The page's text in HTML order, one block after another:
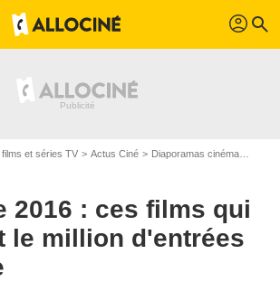
profil search
et séries TV Actus Ciné Diaporamas cinéma
2016 : ces films qui
le million d'entrées